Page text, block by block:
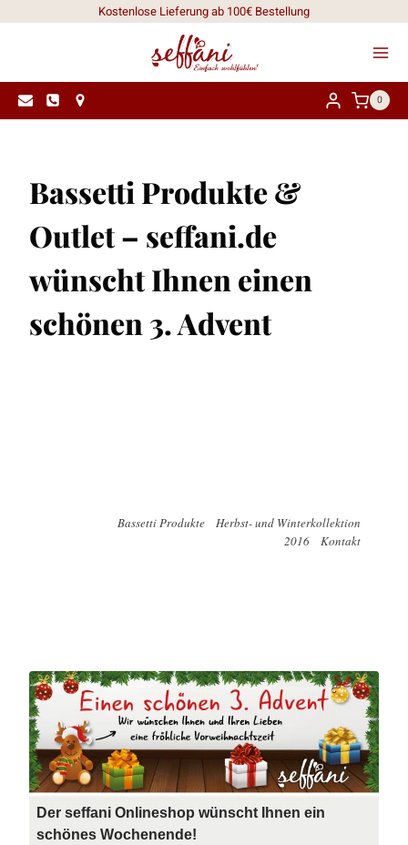
Kostenlose Lieferung ab 100€ Bestellung
0
Bassetti Produkte &
Outlet – seffani.de
wünscht Ihnen einen
schönen 3. Advent
Bassetti Produkte
Herbst- und Winterkollektion
2016
Kontakt
Der seffani Onlineshop wünscht Ihnen ein
schönes Wochenende!